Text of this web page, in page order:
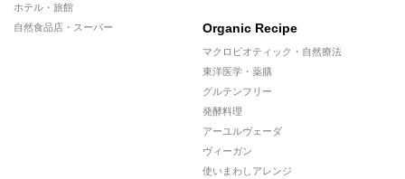
ホテル・旅館
自然食品店・スーパー
Organic Recipe
マクロビオティック・自然療法
東洋医学・薬膳
グルテンフリー
発酵料理
アーユルヴェーダ
ヴィーガン
使いまわしアレンジ